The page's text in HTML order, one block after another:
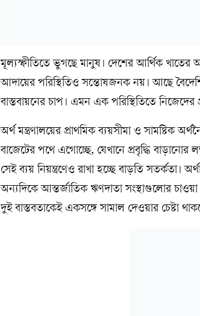
মূল্যস্ফীতিতে ভুগছে মানুষ। দেশের আর্থিক খাতের
আদায়ের পরিস্থিতিও সন্তোষজনক নয়। আছে
বাস্তবায়নের চাপ। এমন এক পরিস্থিতিতে
অর্থ মন্ত্রণালয়ের প্রাথমিক ব্যয়সীমা ও সামষ্টিক
বাজেটের পথে এগোচ্ছে, যেখানে প্রবৃদ্ধি বাড়ানোর
সেই ব্যয় নিয়ন্ত্রণেও রাখা হচ্ছে বাড়তি সতর্কতা।
অন্যদিকে আন্তর্জাতিক ঋণদাতা সংস্থাগুলোর
দুই বাস্তবতাকেই একসঙ্গে সামাল দেওয়ার চেষ্টা